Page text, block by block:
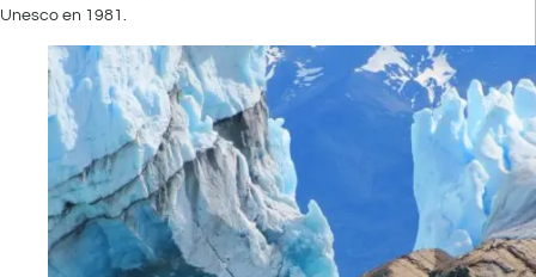
Unesco en 1981.